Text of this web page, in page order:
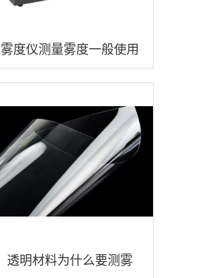
雾度仪测量雾度一般使用
什么测试光源？
透明材料为什么要测雾